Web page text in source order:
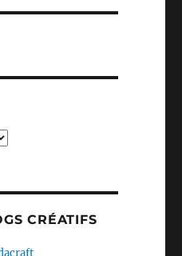
CRÉATIFS